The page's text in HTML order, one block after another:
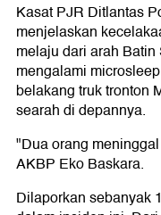
Kasat PJR Ditlantas
menjelaskan
melaju dari arah
mengalami
belakang truk tronton
searah di depannya.
"Dua orang
AKBP Eko Baskara.
Dilaporkan sebanyak